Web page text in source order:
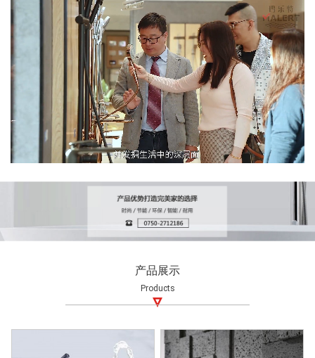
产品展示
Products